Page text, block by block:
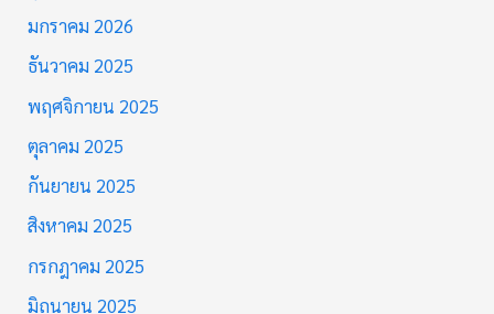
มกราคม 2026
ธันวาคม 2025
พฤศจิกายน 2025
ตุลาคม 2025
กันยายน 2025
สิงหาคม 2025
กรกฎาคม 2025
มิถุนายน 2025